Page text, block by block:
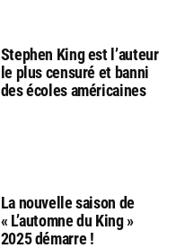
Stephen King est l’auteur
le plus censuré et banni
des écoles américaines
La nouvelle saison de
« L’automne du King »
2025 démarre !